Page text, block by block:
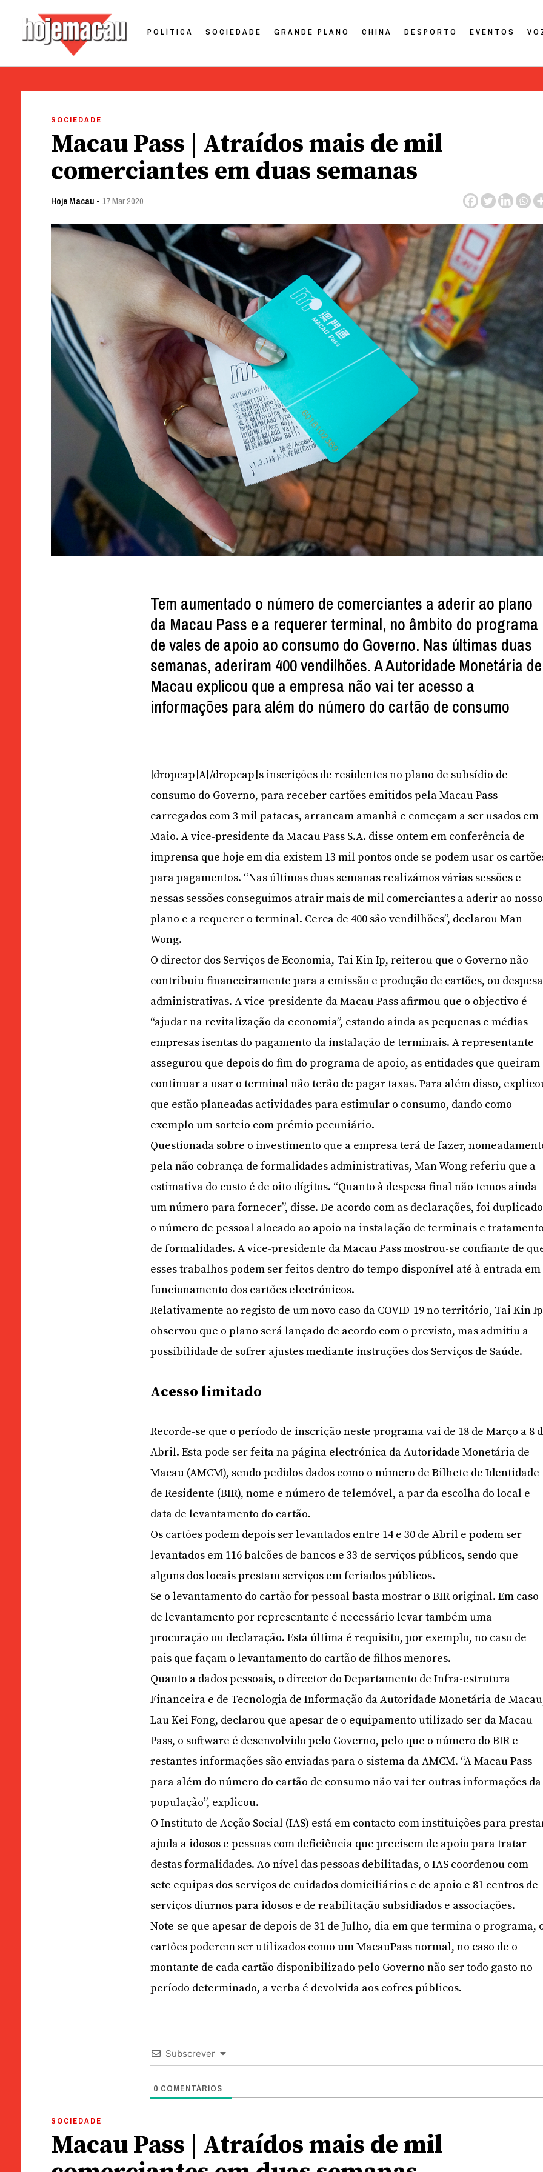
POLÍTICA SOCIEDADE GRANDE PLANO CHINA DESPORTO EVENTOS
SOCIEDADE
Macau Pass | Atraídos mais de mil
comerciantes em duas semanas
Hoje Macau - 17 Mar 2020
Tem aumentado o número de comerciantes a aderir ao plano
da Macau Pass e a requerer terminal, no âmbito do programa
de vales de apoio ao consumo do Governo. Nas últimas duas
semanas, aderiram 400 vendilhões. A Autoridade Monetária de
Macau explicou que a empresa não vai ter acesso a
informações para além do número do cartão de consumo
[dropcap]A[/dropcap]s inscrições de residentes no plano de subsídio de
consumo do Governo, para receber cartões emitidos pela Macau Pass
carregados com 3 mil patacas, arrancam amanhã e começam a ser usados em
Maio. A vice-presidente da Macau Pass S.A. disse ontem em conferência de
imprensa que hoje em dia existem 13 mil pontos onde se podem usar os
para pagamentos. “Nas últimas duas semanas realizámos várias sessões e
nessas sessões conseguimos atrair mais de mil comerciantes a aderir ao nosso
plano e a requerer o terminal. Cerca de 400 são vendilhões”, declarou Man
Wong.
O director dos Serviços de Economia, Tai Kin Ip, reiterou que o Governo não
contribuiu financeiramente para a emissão e produção de cartões, ou
administrativas. A vice-presidente da Macau Pass afirmou que o objectivo é
“ajudar na revitalização da economia”, estando ainda as pequenas e médias
empresas isentas do pagamento da instalação de terminais. A representante
assegurou que depois do fim do programa de apoio, as entidades que queiram
continuar a usar o terminal não terão de pagar taxas. Para além disso,
que estão planeadas actividades para estimular o consumo, dando como
exemplo um sorteio com prémio pecuniário.
Questionada sobre o investimento que a empresa terá de fazer,
pela não cobrança de formalidades administrativas, Man Wong referiu que a
estimativa do custo é de oito dígitos. “Quanto à despesa final não temos ainda
um número para fornecer”, disse. De acordo com as declarações, foi duplicado
o número de pessoal alocado ao apoio na instalação de terminais e
de formalidades. A vice-presidente da Macau Pass mostrou-se confiante de
esses trabalhos podem ser feitos dentro do tempo disponível até à entrada em
funcionamento dos cartões electrónicos.
Relativamente ao registo de um novo caso da COVID-19 no território, Tai Kin Ip
observou que o plano será lançado de acordo com o previsto, mas admitiu a
possibilidade de sofrer ajustes mediante instruções dos Serviços de Saúde.
Acesso limitado
Recorde-se que o período de inscrição neste programa vai de 18 de Março a 8
Abril. Esta pode ser feita na página electrónica da Autoridade Monetária de
Macau (AMCM), sendo pedidos dados como o número de Bilhete de Identidade
de Residente (BIR), nome e número de telemóvel, a par da escolha do local e
data de levantamento do cartão.
Os cartões podem depois ser levantados entre 14 e 30 de Abril e podem ser
levantados em 116 balcões de bancos e 33 de serviços públicos, sendo que
alguns dos locais prestam serviços em feriados públicos.
Se o levantamento do cartão for pessoal basta mostrar o BIR original. Em caso
de levantamento por representante é necessário levar também uma
procuração ou declaração. Esta última é requisito, por exemplo, no caso de
pais que façam o levantamento do cartão de filhos menores.
Quanto a dados pessoais, o director do Departamento de Infra-estrutura
Financeira e de Tecnologia de Informação da Autoridade Monetária de
Lau Kei Fong, declarou que apesar de o equipamento utilizado ser da Macau
Pass, o software é desenvolvido pelo Governo, pelo que o número do BIR e
restantes informações são enviadas para o sistema da AMCM. “A Macau Pass
para além do número do cartão de consumo não vai ter outras informações da
população”, explicou.
O Instituto de Acção Social (IAS) está em contacto com instituições para
ajuda a idosos e pessoas com deficiência que precisem de apoio para tratar
destas formalidades. Ao nível das pessoas debilitadas, o IAS coordenou com
sete equipas dos serviços de cuidados domiciliários e de apoio e 81 centros de
serviços diurnos para idosos e de reabilitação subsidiados e associações.
Note-se que apesar de depois de 31 de Julho, dia em que termina o programa,
cartões poderem ser utilizados como um MacauPass normal, no caso de o
montante de cada cartão disponibilizado pelo Governo não ser todo gasto no
período determinado, a verba é devolvida aos cofres públicos.
Subscrever
0 COMENTÁRIOS
SOCIEDADE
Macau Pass | Atraídos mais de mil